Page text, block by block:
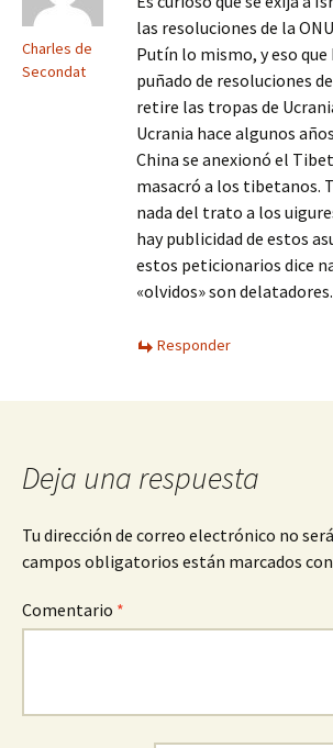
Charles de
Secondat
las resoluciones de la
Putín lo mismo, y eso que
puñado de resoluciones
retire las tropas de
Ucrania hace algunos
China se anexionó el
masacró a los tibetanos.
nada del trato a los
hay publicidad de estos
estos peticionarios dice
«olvidos» son delatadores.
Responder
Deja una respuesta
Tu dirección de correo electrónico no
campos obligatorios están marcados con
Comentario *